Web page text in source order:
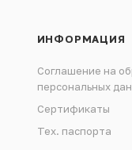
ИНФОРМАЦИЯ
Соглашение на
персональных
Сертификаты
Тех. паспорта